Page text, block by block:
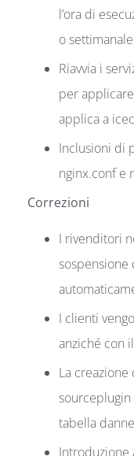
l’ora di
o
Riavvia i
per
applica a
Inclusioni di
nginx.conf e
Correzioni
I rivenditori
sospensione
I clienti
anziché con
La
tabella
Introduzione